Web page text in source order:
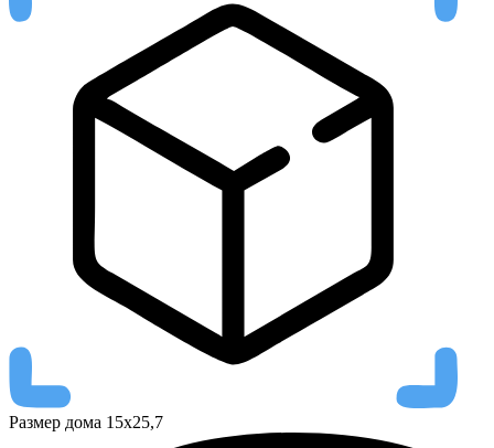
Размер дома 15х25,7